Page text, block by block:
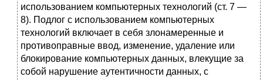
использованием компьютерных технологий (ст. 7 —
8). Подлог с использованием компьютерных
технологий включает в себя злонамеренные и
противоправные ввод, изменение, удаление или
блокирование компьютерных данных, влекущие за
собой нарушение аутентичности данных, с